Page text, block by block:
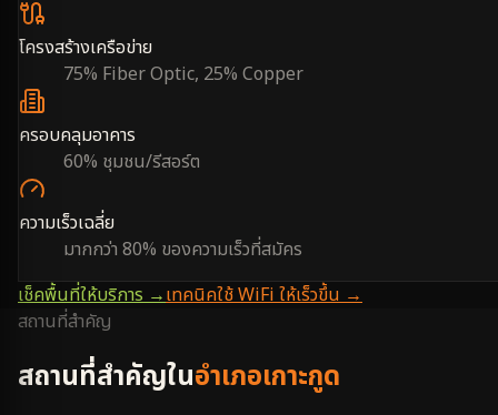
โครงสร้างเครือข่าย
75% Fiber Optic, 25% Copper
ครอบคลุมอาคาร
60% ชุมชน/รีสอร์ต
ความเร็วเฉลี่ย
มากกว่า 80% ของความเร็วที่สมัคร
เช็คพื้นที่ให้บริการ →เทคนิคใช้ WiFi ให้เร็วขึ้น →
สถานที่สำคัญ
สถานที่สำคัญในอำเภอเกาะกูด